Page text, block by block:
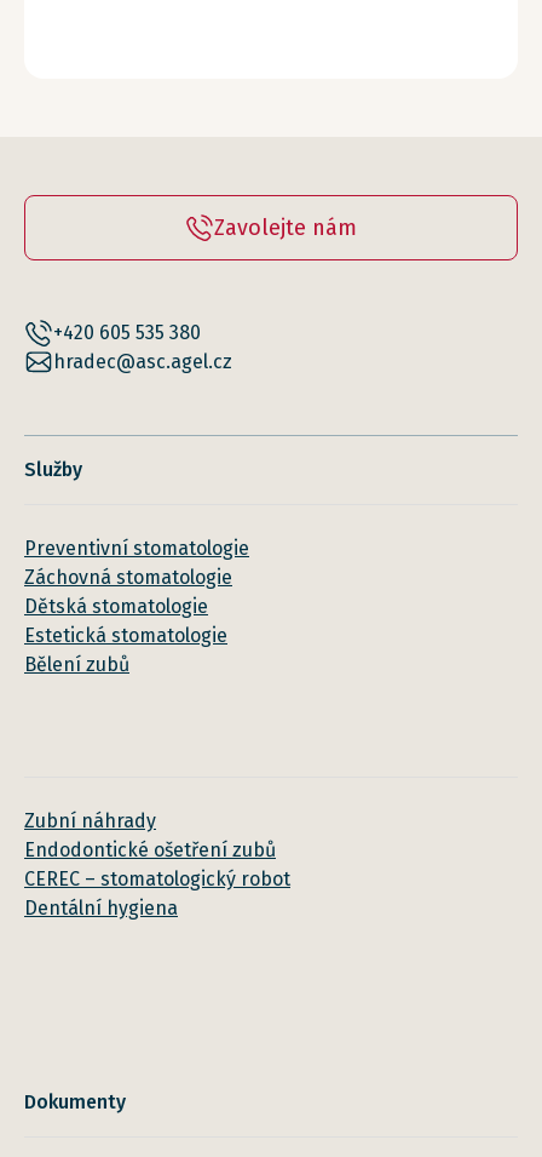
Zavolejte nám
+420 605 535 380
hradec@asc.agel.cz
Služby
Preventivní stomatologie
Záchovná stomatologie
Dětská stomatologie
Estetická stomatologie
Bělení zubů
Zubní náhrady
Endodontické ošetření zubů
CEREC – stomatologický robot
Dentální hygiena
Dokumenty